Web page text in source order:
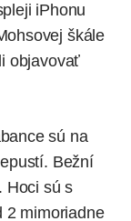
iPhonu
škále
objavovať
sú na
Bežní
Hoci sú s
2 mimoriadne